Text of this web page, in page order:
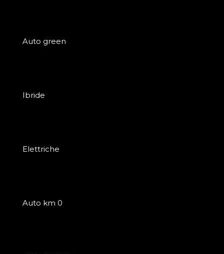
Auto green
Ibride
Elettriche
Auto km 0